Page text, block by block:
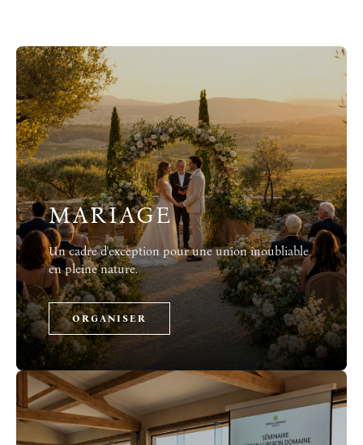
MARIAGE
Un cadre d'exception pour une union inoubliable
en pleine nature.
ORGANISER